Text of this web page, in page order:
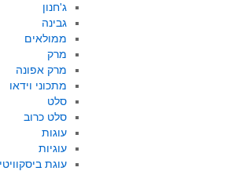
ג'חנון
גבינה
ממולאים
מרק
מרק אפונה
מתכוני וידאו
סלט
סלט כרוב
עוגות
עוגיות
עוגת